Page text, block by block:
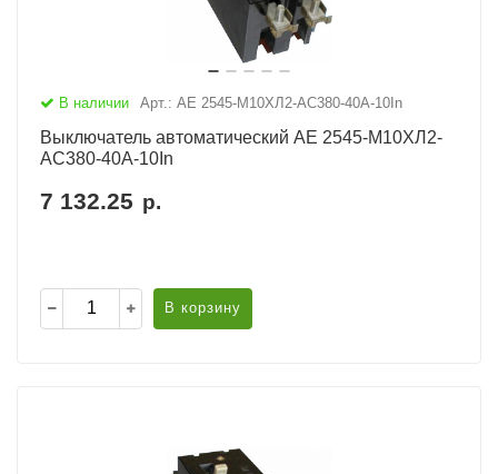
В наличии Арт.: АЕ 2545-М10ХЛ2-AC380-40А-10In
Выключатель автоматический АЕ 2545-М10ХЛ2-
AC380-40А-10In
7 132.25 р.
В корзину